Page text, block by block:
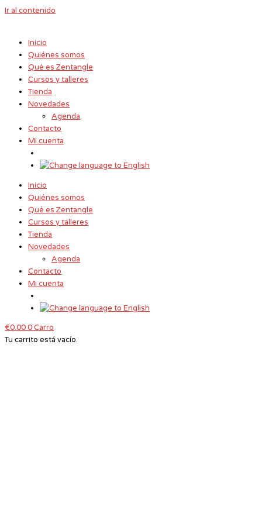
Ir al contenido
Inicio
Quiénes somos
Qué es Zentangle
Cursos y talleres
Tienda
Novedades
Agenda
Contacto
Mi cuenta
Inicio
Quiénes somos
Qué es Zentangle
Cursos y talleres
Tienda
Novedades
Agenda
Contacto
Mi cuenta
€0.000Carro
Tu carrito está vacío.